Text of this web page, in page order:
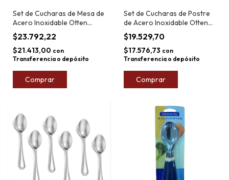
Set de Cucharas de Mesa de
Acero Inoxidable Otten
Âmbar x6
$23.792,22
$21.413,00 con
Transferencia o depósito
Comprar
Set de Cucharas de Postre
de Acero Inoxidable Otten
Âmbar x6
$19.529,70
$17.576,73 con
Transferencia o depósito
Comprar